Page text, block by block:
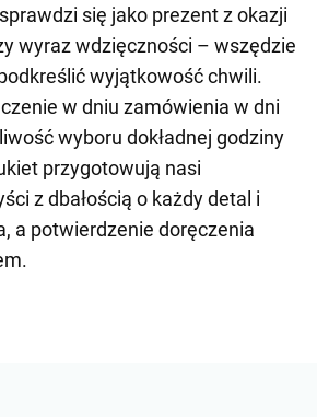
się jako prezent z okazji
wyraz wdzięczności – wszędzie
wyjątkowość chwili.
w dniu zamówienia w dni
wyboru dokładnej godziny
przygotowują nasi
z dbałością o każdy detal i
a potwierdzenie doręczenia